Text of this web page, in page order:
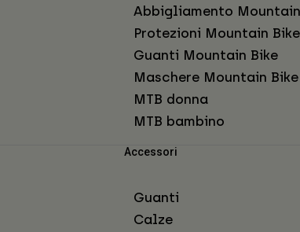
Abbigliamento
Protezioni Mountain Bike
Guanti Mountain Bike
Maschere Mountain Bike
MTB donna
MTB bambino
Accessori
Guanti
Calze